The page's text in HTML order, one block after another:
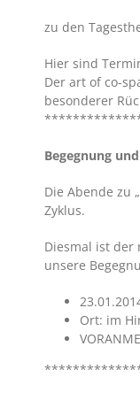
zu den
Hier sind
Der art of co-
besonderer
Begegnung
Die Abende zu
Zyklus.
Diesmal ist der
unsere
Ort: im